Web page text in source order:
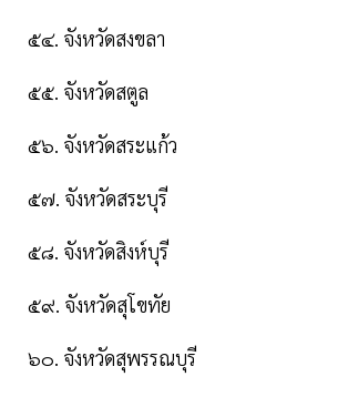
๕๔. จังหวัดสงขลา
๕๕. จังหวัดสตูล
๕๖. จังหวัดสระแก้ว
๕๗. จังหวัดสระบุรี
๕๘. จังหวัดสิงห์บุรี
๕๙. จังหวัดสุโขทัย
๖๐. จังหวัดสุพรรณบุรี